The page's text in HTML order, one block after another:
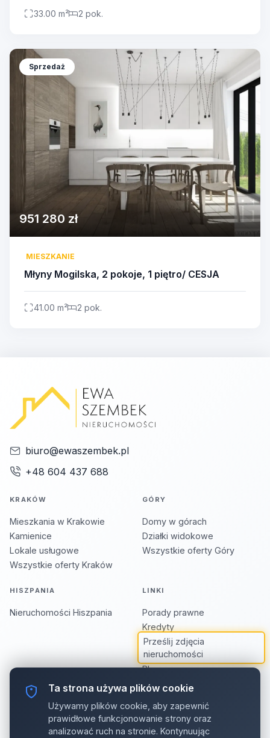
33.00 m² 2 pok.
Sprzedaż
951 280 zł
MIESZKANIE
Młyny Mogilska, 2 pokoje, 1 piętro/ CESJA
41.00 m² 2 pok.
biuro@ewaszembek.pl
+48 604 437 688
KRAKÓW
Mieszkania w Krakowie
Kamienice
Lokale usługowe
Wszystkie oferty Kraków
GÓRY
Domy w górach
Działki widokowe
Wszystkie oferty Góry
HISZPANIA
Nieruchomości Hiszpania
LINKI
Porady prawne
Kredyty
Prześlij zdjęcia
nieruchomości
Blog
Biuro Stare Miasto
Pliki cookie
Ta strona używa plików cookie
Używamy plików cookie, aby zapewnić
prawidłowe funkcjonowanie strony oraz
analizować ruch na stronie. Kontynuując